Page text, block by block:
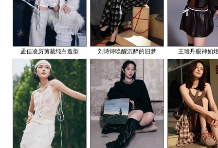
孟佳凌厉剪裁纯白造型 刘诗诗唤醒沉醉的旧梦 王珞丹眼神如